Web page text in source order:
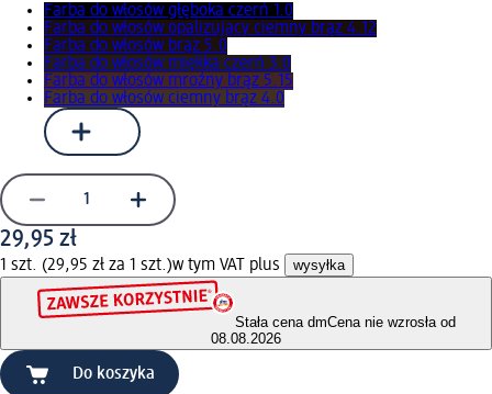
Farba do włosów głęboka czerń 1.0
Farba do włosów opalizujący ciemny brąz 4.12
Farba do włosów brąz 5.0
Farba do włosów miękka czerń 3.0
Farba do włosów mroźny brąz 5.15
Farba do włosów ciemny brąz 4.0
29,95 zł
1 szt. (29,95 zł za 1 szt.)w tym VAT plus wysyłka
Stała cena dmCena nie wzrosła od
08.08.2026
Do koszyka